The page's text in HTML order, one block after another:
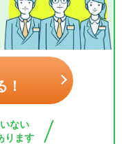
！
ない
ります